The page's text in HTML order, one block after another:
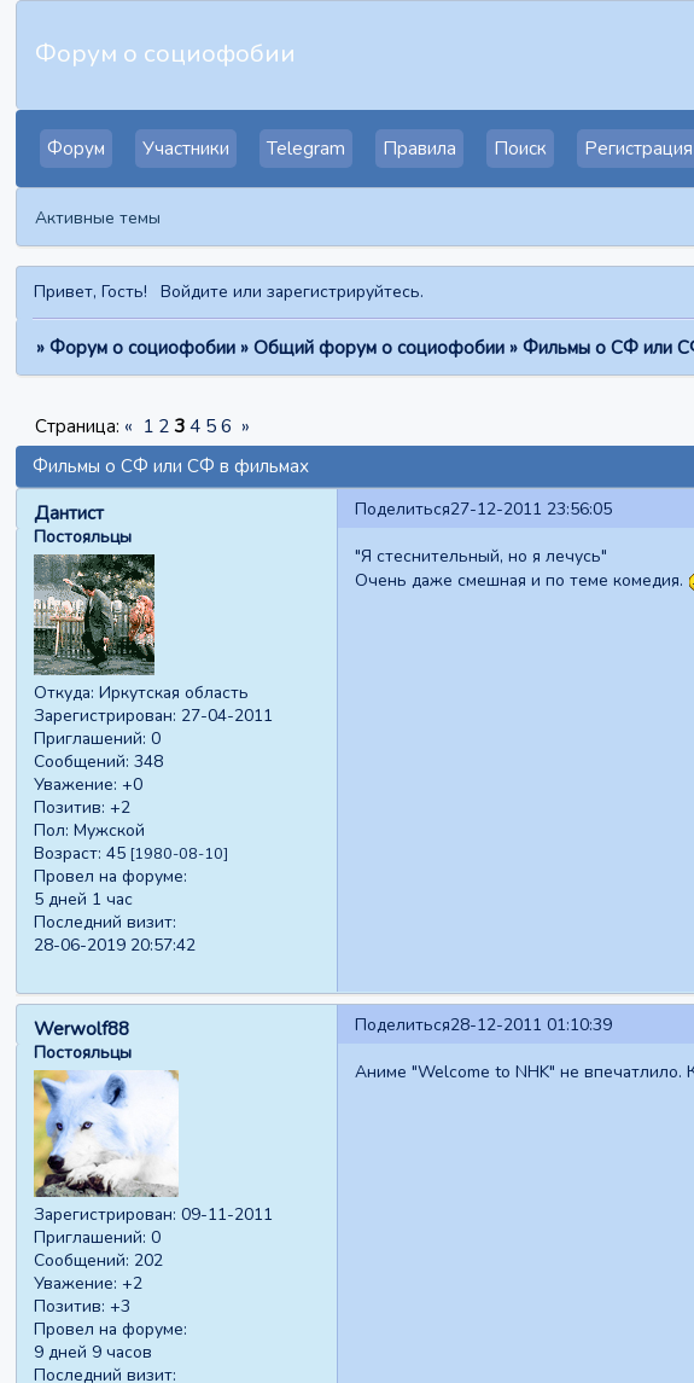
Форум о социофобии
Форум Участники Telegram Правила Поиск Регистрация
Активные темы
Привет, Гость! Войдите илизарегистрируйтесь.
» Форум о социофобии » Общий форум о социофобии » Фильмы о СФ или
Фильмы о СФ или СФ в фильмах
Страница: « 1 2 3 4 5 6 »
Поделиться27-12-2011 23:56:05
Дантист
Постояльцы
Откуда: Иркутская область
Зарегистрирован: 27-04-2011
Приглашений: 0
Сообщений: 348
Уважение: +0
Позитив: +2
Пол: Мужской
Возраст: 45 [1980-08-10]
Провел на форуме:
5 дней 1 час
Последний визит:
28-06-2019 20:57:42
"Я стеснительный, но я лечусь"
Очень даже смешная и по теме комедия.
Поделиться28-12-2011 01:10:39
Werwolf88
Постояльцы
Зарегистрирован: 09-11-2011
Приглашений: 0
Сообщений: 202
Уважение: +2
Позитив: +3
Провел на форуме:
9 дней 9 часов
Последний визит:
Аниме "Welcome to NHK" не впечатлило.